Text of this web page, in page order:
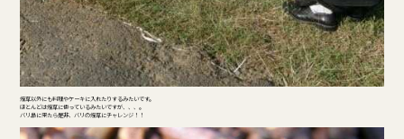
煙草以外にも料理やケーキに入れたりするみたいです。
ほとんどは煙草に使っているみたいですが、、、。
バリ島に来たら是非、バリの煙草にチャレンジ！！